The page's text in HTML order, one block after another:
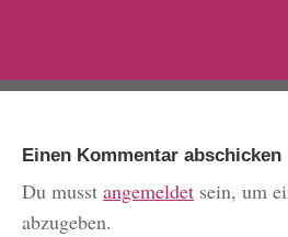
Einen Kommentar abschicken
Du musst angemeldet sein, um
abzugeben.